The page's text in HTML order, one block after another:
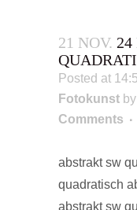
21 NOV. 24
Posted at
Fotokunst by
Comments
abstrakt sw
quadratisch
abstrakt sw